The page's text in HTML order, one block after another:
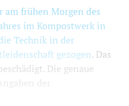
am frühen Morgen des
im Kompostwerk in
Technik in der
gezogen. Das
Die genaue
der